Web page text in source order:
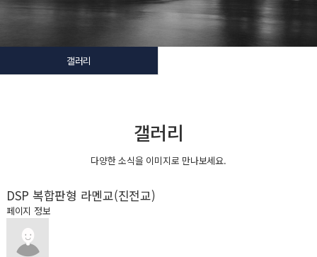
갤러리
갤러리
다양한 소식을 이미지로 만나보세요.
DSP 복합판형 라멘교(진전교)
페이지 정보